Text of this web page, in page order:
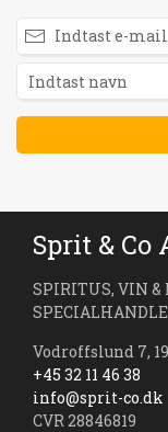
Sprit & Co
SPIRITUS, VIN &
Vodroffslund 7,
+45 32 11 46 38
info@sprit-co.dk
CVR 28846819